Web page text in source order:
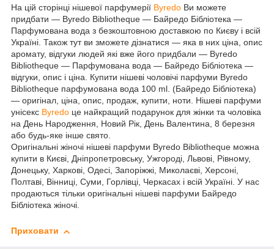
На цій сторінці нішевої парфумерії Byredo Ви можете
придбати ― Byredo Bibliotheque ― Байредо Бібліотека ―
Парфумована вода з безкоштовною доставкою по Києву і всій
Україні. Також тут ви зможете дізнатися ― яка в них ціна, опис
аромату, відгуки людей які вже його придбали ― Byredo
Bibliotheque ― Парфумована вода ― Байредо Бібліотека ―
відгуки, опис і ціна. Купити нішеві чоловічі парфуми Byredo
Bibliotheque парфумована вода 100 ml. (Байредо Бібліотека)
― оригінал, ціна, опис, продаж, купити, ноти. Нішеві парфуми
унісекс Byredo це найкращий подарунок для жінки та чоловіка
на День Народження, Новий Рік, День Валентина, 8 березня
або будь-яке інше свято.
Оригінальні жіночі нішеві парфуми Byredo Bibliotheque можна
купити в Києві, Дніпропетровську, Ужгороді, Львові, Рівному,
Донецьку, Харкові, Одесі, Запоріжжі, Миколаєві, Херсоні,
Полтаві, Вінниці, Суми, Горлівці, Черкасах і всій Україні. У нас
продаються тільки оригінальні нішеві парфуми Байредо
Бібліотека жіночі.
Приховати